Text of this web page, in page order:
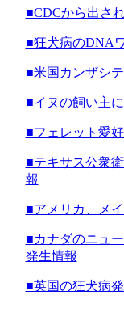
■CDCから出さ
■狂犬病のDNA
■米国カンザシ
■イヌの飼い主
■フェレット愛
■テキサス公衆
報
■アメリカ、メ
■カナダのニュ
発生情報
■英国の狂犬病